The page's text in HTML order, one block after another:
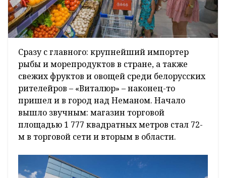
Сразу с главного: крупнейший импортер
рыбы и морепродуктов в стране, а также
свежих фруктов и овощей среди белорусских
рителейров – «Виталюр» – наконец-то
пришел и в город над Неманом. Начало
вышло звучным: магазин торговой
площадью 1 777 квадратных метров стал 72-
м в торговой сети и вторым в области.